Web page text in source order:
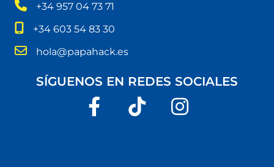
+34 957 04 73 71
+34 603 54 83 30
hola@papahack.es
SÍGUENOS EN REDES SOCIALES